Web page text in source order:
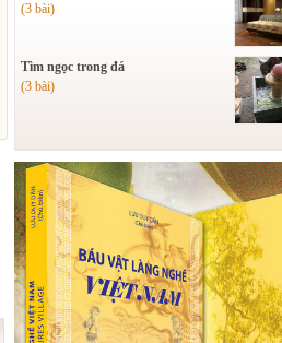
(3 bài)
Tìm ngọc trong đá
(3 bài)